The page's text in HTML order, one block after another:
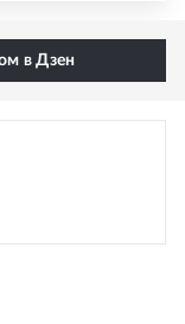
в Дзен